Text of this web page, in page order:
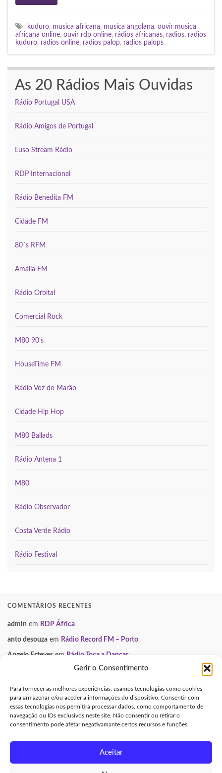
Gerir o Consentimento
Para fornecer as melhores experiências, usamos tecnologias como cookies
para armazenar e/ou aceder a informações do dispositivo. Consentir com
essas tecnologias nos permitirá processar dados, como comportamento de
navegação ou IDs exclusivos neste site. Não consentir ou retirar o
consentimento pode afetar negativamante certos recursos e funções.
Aceitar
kuduro, musica africana, musica angolana, ouvir musica
africana online, ouvir rdp online, rádios africanas, radios, radios
kuduro, radios online, radios palop, radios palops
As 20 Rádios Mais Ouvidas
Rádio Portugal USA
Rádio Amigos de Portugal
Luso Stream Rádio
RDP Internacional
Rádio Benedita FM
Cidade FM
80´s RFM
Amália FM
Rádio Orbital
Comercial Rock
M80 90’s
HouseTime FM
Rádio Voz do Marão
Cidade Hip Hop
M80 Ballads
Rádio Antena 1
M80
Rádio Observador
Costa Verde Rádio
Rádio Festival
COMENTÁRIOS RECENTES
admin em RDP África
anto desouza em Rádio Record FM – Porto
Angelo Esteves em Rádio Toca a Dançar
Smooth FM
Neuza Gondomar Mix
INFORMAÇÃO LEGAL
Política de Privacidade
Política de Cookies (UE)